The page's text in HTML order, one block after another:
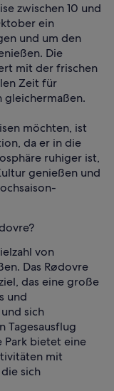
zwischen 10 und
ein
und um den
Die
mit der frischen
Zeit für
gleichermaßen.
möchten, ist
da er in die
ruhiger ist,
genießen und
von
Das Rødovre
das eine große
und
sich
Tagesausflug
Park bietet eine
mit
sich